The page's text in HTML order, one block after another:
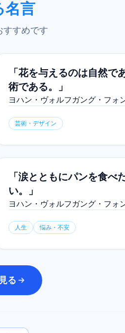
名言
すすめです
「花を与えるのは自然
術である。」
ヨハン・ヴォルフガング・フォ
芸術・デザイン
「涙とともにパンを食
い。」
ヨハン・ヴォルフガング・フォ
人生 悩み・不安
る